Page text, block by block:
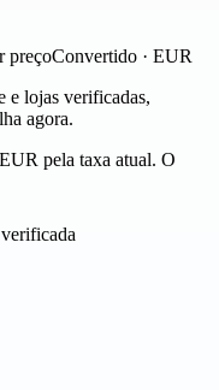
preçoConvertido · EUR
e lojas verificadas,
agora.
pela taxa atual. O